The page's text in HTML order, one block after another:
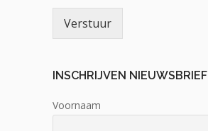
Verstuur
INSCHRIJVEN NIEUWSBRIEF
Voornaam